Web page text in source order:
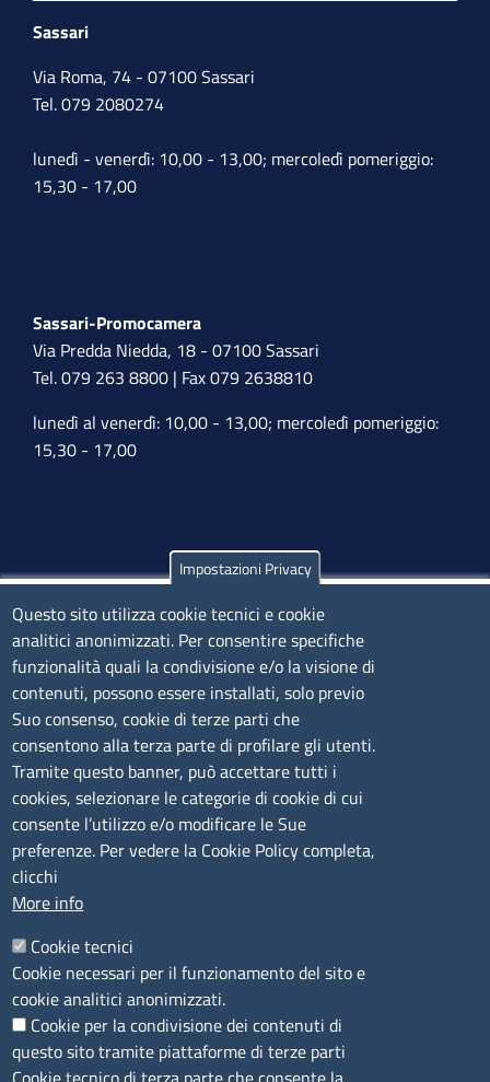
Sassari
Via Roma, 74 - 07100 Sassari
Tel. 079 2080274
lunedì - venerdì: 10,00 - 13,00; mercoledì pomeriggio:
15,30 - 17,00
Sassari-Promocamera
Via Predda Niedda, 18 - 07100 Sassari
Tel. 079 263 8800 | Fax 079 2638810
lunedì al venerdì: 10,00 - 13,00; mercoledì pomeriggio:
15,30 - 17,00
Olbia
Via Nanni 43 - 07026 Olbia
Tel. 0789 66122 | 0789 69580
mail:ufficio.olbia@ss.camcom.it
lunedì al venerdì: 9,00 - 12,00; lunedì pomeriggio: 16,00
- 17,00
CONTATTI
Camera di Commercio, Industria, Artigianato e
Agricoltura di Sassari
P.IVA01047570906
Codice Fiscale 80000930901
Codice Univoco per le fatture elettroniche
Impostazioni Privacy
Questo sito utilizza cookie tecnici e cookie
analitici anonimizzati. Per consentire specifiche
funzionalità quali la condivisione e/o la visione di
contenuti, possono essere installati, solo previo
Suo consenso, cookie di terze parti che
consentono alla terza parte di profilare gli utenti.
Tramite questo banner, può accettare tutti i
cookies, selezionare le categorie di cookie di cui
consente l’utilizzo e/o modificare le Sue
preferenze. Per vedere la Cookie Policy completa,
clicchi
More info
Cookie tecnici
Cookie necessari per il funzionamento del sito e
cookie analitici anonimizzati.
Cookie per la condivisione dei contenuti di
questo sito tramite piattaforme di terze parti